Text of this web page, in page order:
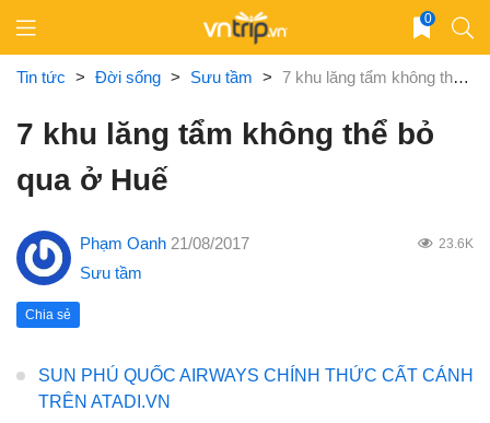
content
0
Tin tức > Đời sống > Sưu tầm > 7 khu lăng tẩm không thể bỏ qua ở Huế
7 khu lăng tẩm không thể bỏ
qua ở Huế
Phạm Oanh 21/08/2017 23.6K
Sưu tầm
Chia sẻ
SUN PHÚ QUỐC AIRWAYS CHÍNH THỨC CẤT CÁNH
TRÊN ATADI.VN